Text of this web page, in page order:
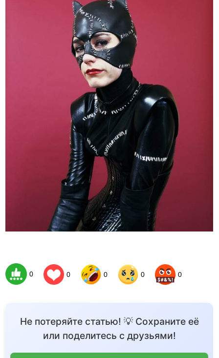
0 0 0 0 0
Не потеряйте статью! 💡 Сохраните её
или поделитесь с друзьями!